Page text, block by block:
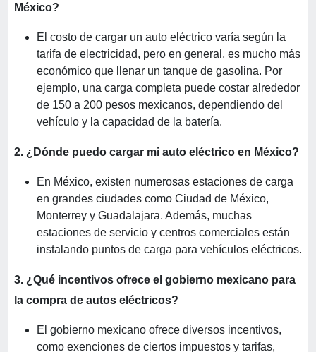
México?
El costo de cargar un auto eléctrico varía según la
tarifa de electricidad, pero en general, es mucho más
económico que llenar un tanque de gasolina. Por
ejemplo, una carga completa puede costar alrededor
de 150 a 200 pesos mexicanos, dependiendo del
vehículo y la capacidad de la batería.
2. ¿Dónde puedo cargar mi auto eléctrico en México?
En México, existen numerosas estaciones de carga
en grandes ciudades como Ciudad de México,
Monterrey y Guadalajara. Además, muchas
estaciones de servicio y centros comerciales están
instalando puntos de carga para vehículos eléctricos.
3. ¿Qué incentivos ofrece el gobierno mexicano para
la compra de autos eléctricos?
El gobierno mexicano ofrece diversos incentivos,
como exenciones de ciertos impuestos y tarifas,